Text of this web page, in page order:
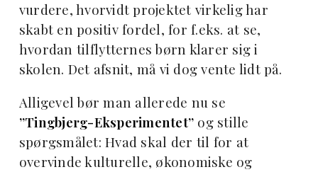
vurdere, hvorvidt projektet virkelig har
skabt en positiv fordel, for f.eks. at se,
hvordan tilflytternes børn klarer sig i
skolen. Det afsnit, må vi dog vente lidt på.
Alligevel bør man allerede nu se
”Tingbjerg-Eksperimentet” og stille
spørgsmålet: Hvad skal der til for at
overvinde kulturelle, økonomiske og